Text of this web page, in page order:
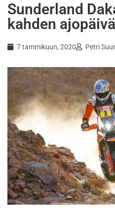
Sunderland
kahden
7 tammikuun, 2020 Petri